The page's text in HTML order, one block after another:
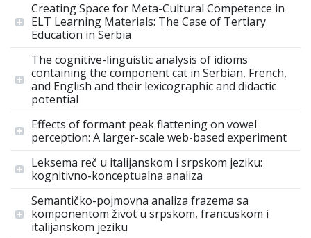
Creating Space for Meta-Cultural Competence in
ELT Learning Materials: The Case of Tertiary
Education in Serbia
The cognitive-linguistic analysis of idioms
containing the component cat in Serbian, French,
and English and their lexicographic and didactic
potential
Effects of formant peak flattening on vowel
perception: A larger-scale web-based experiment
Leksema reč u italijanskom i srpskom jeziku:
kognitivno-konceptualna analiza
Semantičko-pojmovna analiza frazema sa
komponentom život u srpskom, francuskom i
italijanskom jeziku